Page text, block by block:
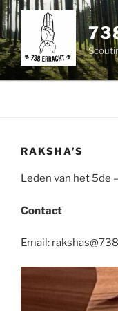
Spring
naar
de
inhoud
RAKSHA’S
Leden van het 5de
Contact
Email: